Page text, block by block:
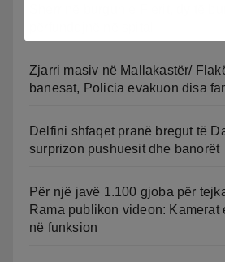
Zjarri masiv në Mallakastër/
banesat, Policia evakuon disa
Delfini shfaqet pranë bregut të
surprizon pushuesit dhe banorët
Për një javë 1.100 gjoba për
Rama publikon videon: Kamerat
në funksion